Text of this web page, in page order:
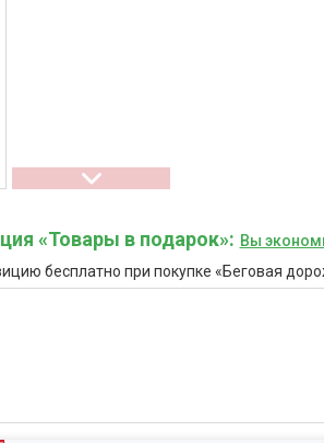
«Товары в подарок»
Вы
бесплатно при покупке «Беговая